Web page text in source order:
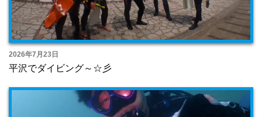
2026年7月23日
平沢でダイビング～☆彡